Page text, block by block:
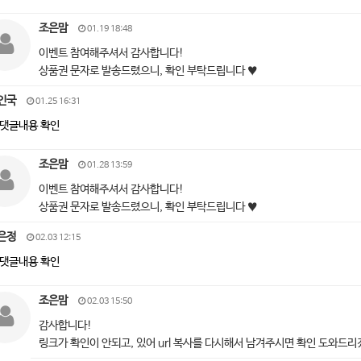
조은맘 01.19 18:48
이벤트 참여해주셔서 감사합니다!
상품권 문자로 발송드렸으니, 확인 부탁드립니다 ♥
국 01.25 16:31
댓글내용 확인
조은맘 01.28 13:59
이벤트 참여해주셔서 감사합니다!
상품권 문자로 발송드렸으니, 확인 부탁드립니다 ♥
정 02.03 12:15
댓글내용 확인
조은맘 02.03 15:50
감사합니다!
링크가 확인이 안되고, 있어 url 복사를 다시해서 남겨주시면 확인 도와드리